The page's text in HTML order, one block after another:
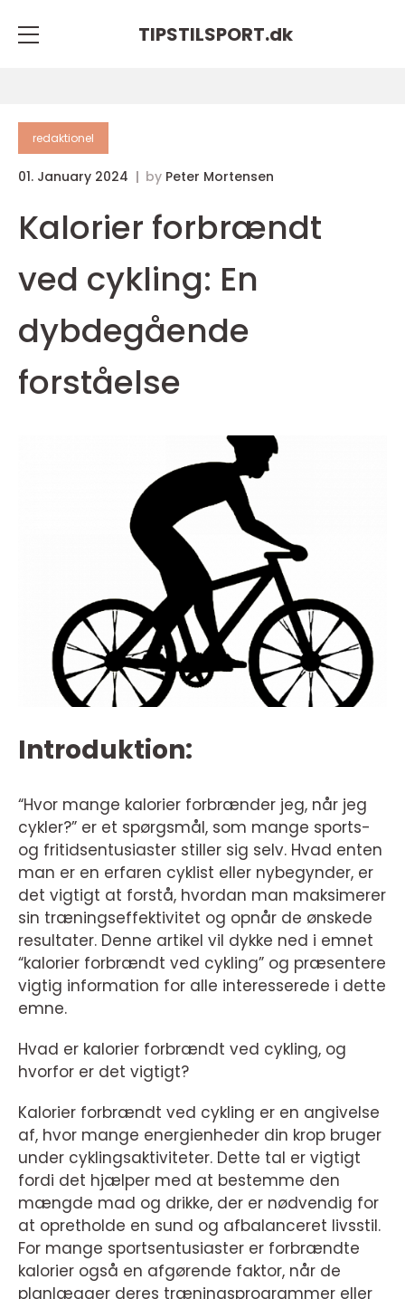
TIPSTILSPORT.dk
redaktionel
01. January 2024 by Peter Mortensen
Kalorier forbrændt
ved cykling: En
dybdegående
forståelse
Introduktion:
“Hvor mange kalorier forbrænder jeg, når jeg
cykler?” er et spørgsmål, som mange sports-
og fritidsentusiaster stiller sig selv. Hvad enten
man er en erfaren cyklist eller nybegynder, er
det vigtigt at forstå, hvordan man maksimerer
sin træningseffektivitet og opnår de ønskede
resultater. Denne artikel vil dykke ned i emnet
“kalorier forbrændt ved cykling” og præsentere
vigtig information for alle interesserede i dette
emne.
Hvad er kalorier forbrændt ved cykling, og
hvorfor er det vigtigt?
Kalorier forbrændt ved cykling er en angivelse
af, hvor mange energienheder din krop bruger
under cyklingsaktiviteter. Dette tal er vigtigt
fordi det hjælper med at bestemme den
mængde mad og drikke, der er nødvendig for
at opretholde en sund og afbalanceret livsstil.
For mange sportsentusiaster er forbrændte
kalorier også en afgørende faktor, når de
planlægger deres træningsprogrammer eller